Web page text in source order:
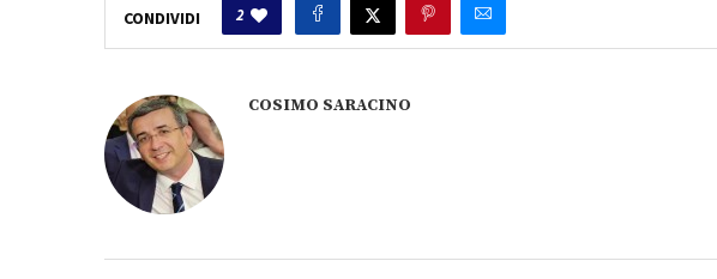
CONDIVIDI 2
COSIMO SARACINO